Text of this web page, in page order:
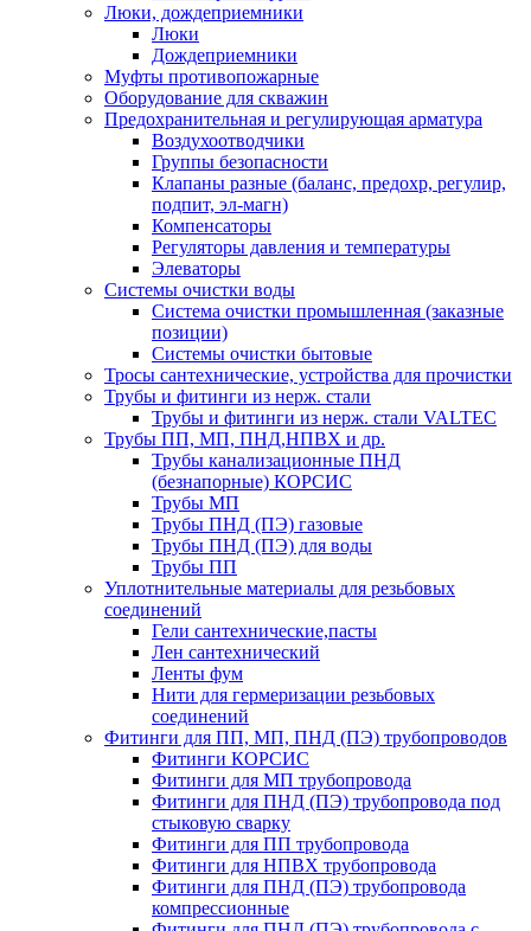
Люки, дождеприемники
Люки
Дождеприемники
Муфты противопожарные
Оборудование для скважин
Предохранительная и регулирующая арматура
Воздухоотводчики
Группы безопасности
Клапаны разные (баланс, предохр, регулир,
подпит, эл-магн)
Компенсаторы
Регуляторы давления и температуры
Элеваторы
Системы очистки воды
Система очистки промышленная (заказные
позиции)
Системы очистки бытовые
Тросы сантехнические, устройства для прочистки
Трубы и фитинги из нерж. стали
Трубы и фитинги из нерж. стали VALTEC
Трубы ПП, МП, ПНД,НПВХ и др.
Трубы канализационные ПНД
(безнапорные) КОРСИС
Трубы МП
Трубы ПНД (ПЭ) газовые
Трубы ПНД (ПЭ) для воды
Трубы ПП
Уплотнительные материалы для резьбовых
соединений
Гели сантехнические,пасты
Лен сантехнический
Ленты фум
Нити для гермеризации резьбовых
соединений
Фитинги для ПП, МП, ПНД (ПЭ) трубопроводов
Фитинги КОРСИС
Фитинги для МП трубопровода
Фитинги для ПНД (ПЭ) трубопровода под
стыковую сварку
Фитинги для ПП трубопровода
Фитинги для НПВХ трубопровода
Фитинги для ПНД (ПЭ) трубопровода
компрессионные